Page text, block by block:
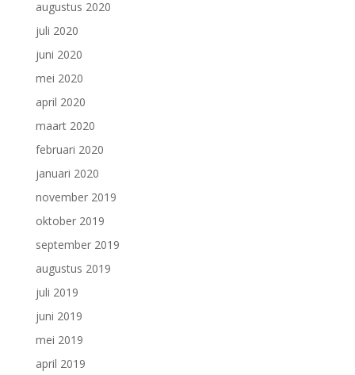
augustus 2020
juli 2020
juni 2020
mei 2020
april 2020
maart 2020
februari 2020
januari 2020
november 2019
oktober 2019
september 2019
augustus 2019
juli 2019
juni 2019
mei 2019
april 2019